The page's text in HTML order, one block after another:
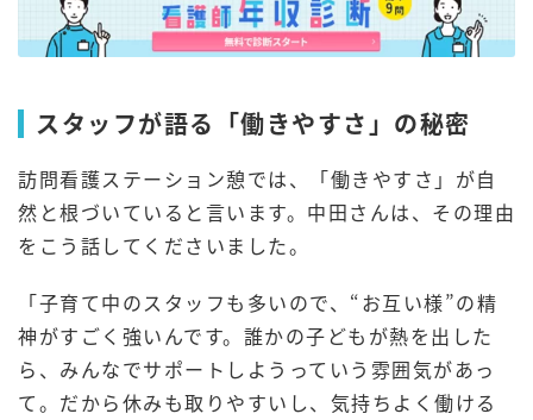
スタッフが語る「働きやすさ」の秘密
訪問看護ステーション憩では、「働きやすさ」が自
然と根づいていると言います。中田さんは、その理由
をこう話してくださいました。
「子育て中のスタッフも多いので、“お互い様”の精
神がすごく強いんです。誰かの子どもが熱を出した
ら、みんなでサポートしようっていう雰囲気があっ
て。だから休みも取りやすいし、気持ちよく働ける